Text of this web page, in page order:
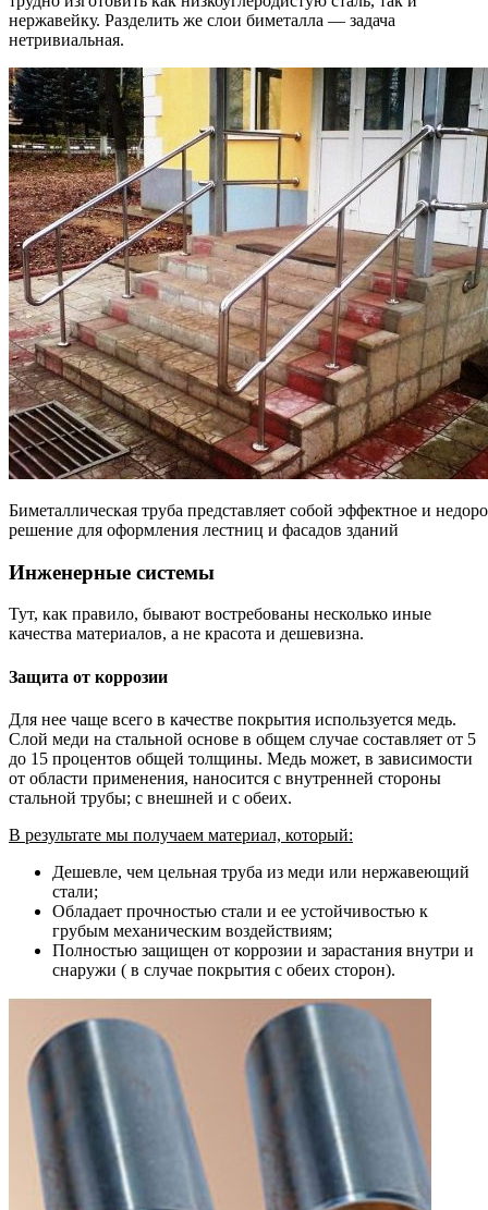
нержавейку. Разделить же слои биметалла — задача
нетривиальная.
Биметаллическая труба представляет собой эффектное и
решение для оформления лестниц и фасадов зданий
Инженерные системы
Тут, как правило, бывают востребованы несколько иные
качества материалов, а не красота и дешевизна.
Защита от коррозии
Для нее чаще всего в качестве покрытия используется медь.
Слой меди на стальной основе в общем случае составляет от 5
до 15 процентов общей толщины. Медь может, в зависимости
от области применения, наносится с внутренней стороны
стальной трубы; с внешней и с обеих.
В результате мы получаем материал, который:
Дешевле, чем цельная труба из меди или нержавеющий
стали;
Обладает прочностью стали и ее устойчивостью к
грубым механическим воздействиям;
Полностью защищен от коррозии и зарастания внутри и
снаружи ( в случае покрытия с обеих сторон).